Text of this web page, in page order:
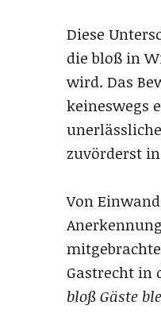
Diese
die bloß in
wird. Das
keineswegs
zuvörderst
Von
Gastrecht in
bloß Gäste